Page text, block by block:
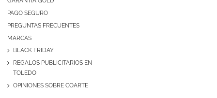
PAGO SEGURO
PREGUNTAS FRECUENTES
MARCAS
BLACK FRIDAY
REGALOS PUBLICITARIOS EN
TOLEDO
OPINIONES SOBRE COARTE